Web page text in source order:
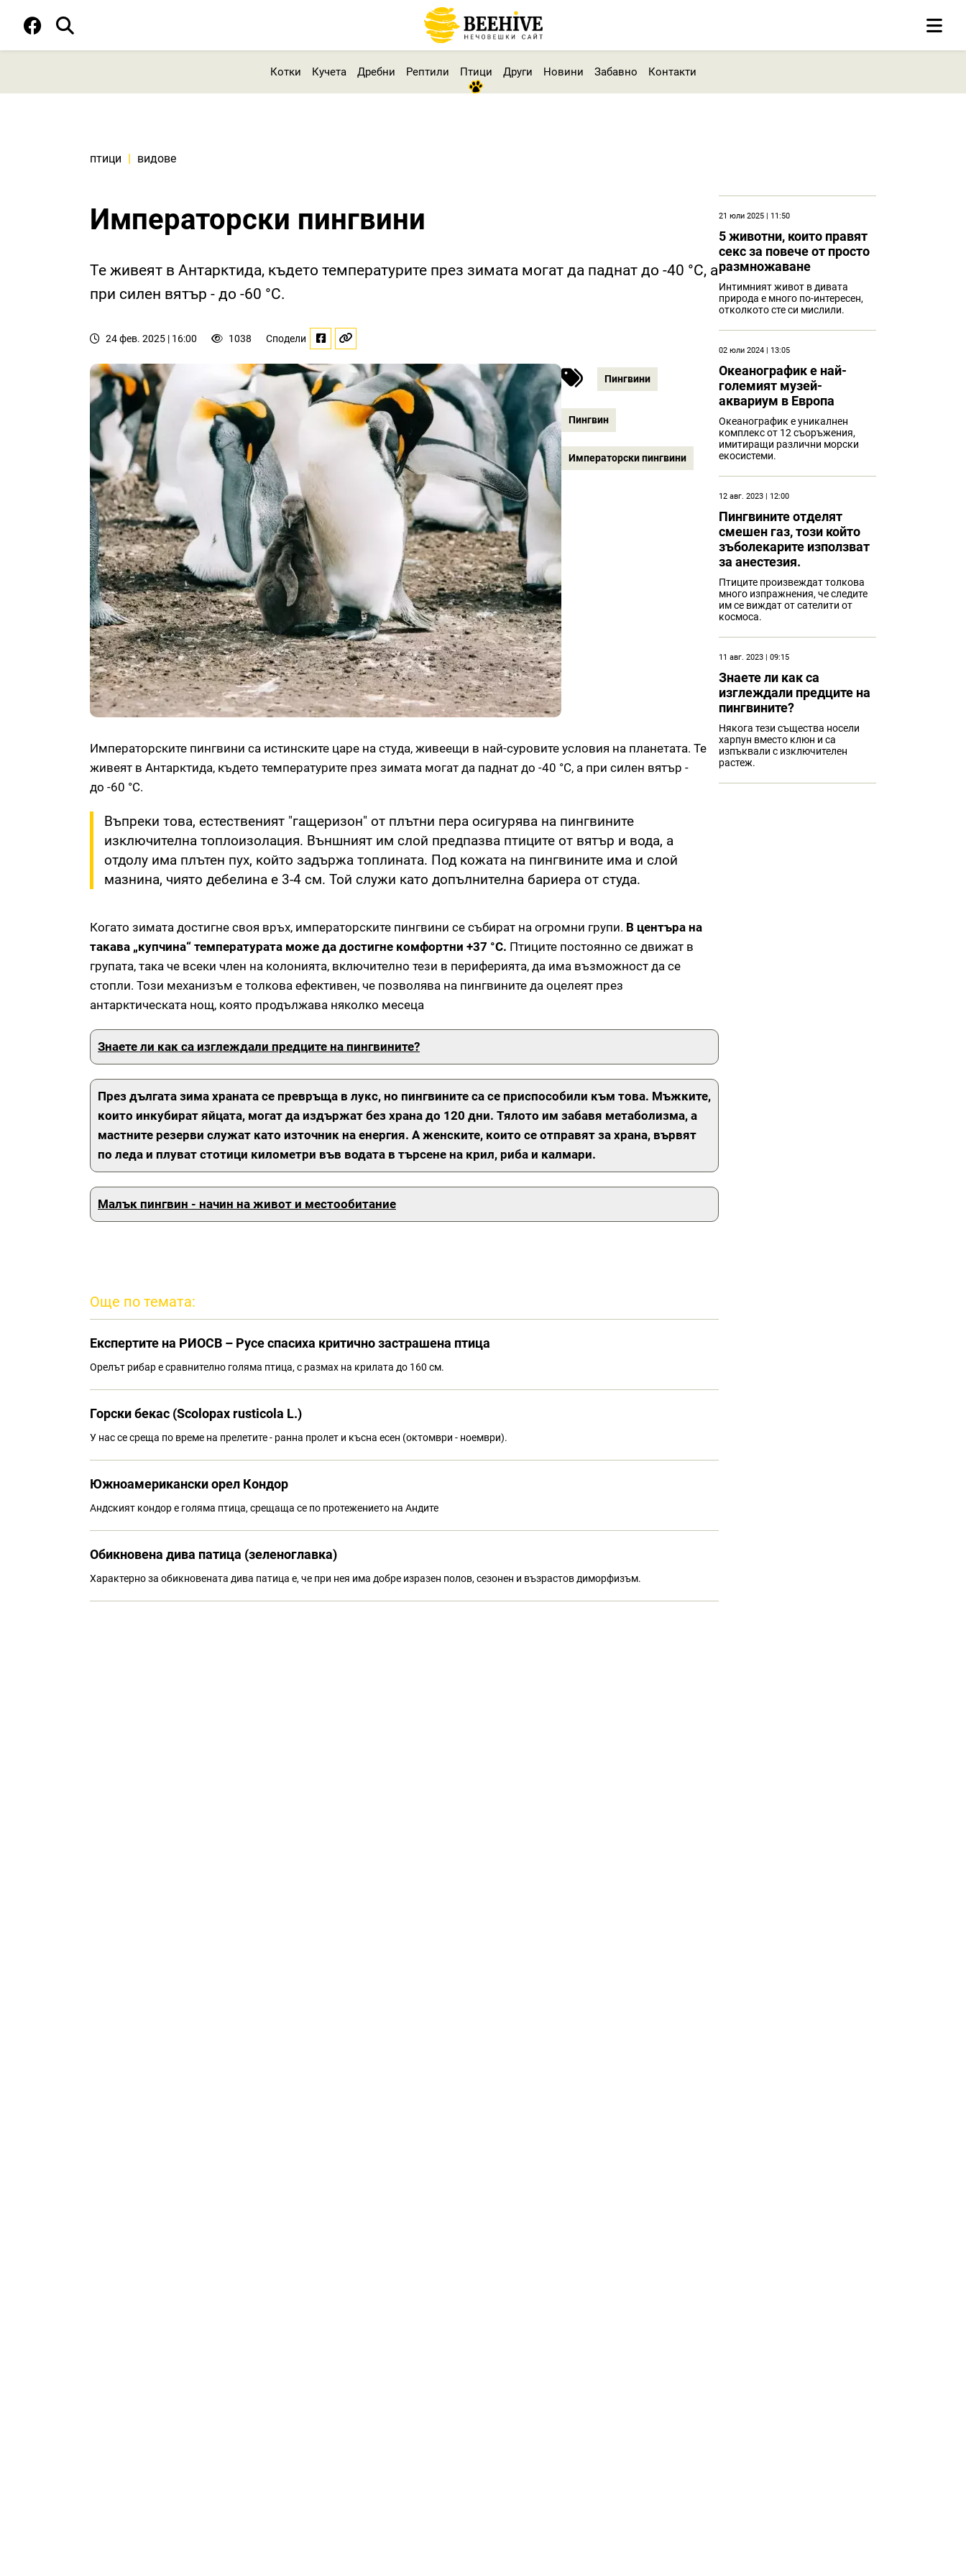
Котки Кучета Дребни Рептили Птици Други Новини Забавно Контакти
птици | видове
Императорски пингвини
Те живеят в Антарктида, където температурите през зимата могат да паднат до -40 °C, а
при силен вятър - до -60 °C.
24 фев. 2025 | 16:00 1038 Сподели
Пингвини
Пингвин
Императорски пингвини
Императорските пингвини са истинските царе на студа, живеещи в най-суровите условия на планетата. Те
живеят в Антарктида, където температурите през зимата могат да паднат до -40 °C, а при силен вятър -
до -60 °C.
Въпреки това, естественият "гащеризон" от плътни пера осигурява на пингвините
изключителна топлоизолация. Външният им слой предпазва птиците от вятър и вода, а
отдолу има плътен пух, който задържа топлината. Под кожата на пингвините има и слой
мазнина, чиято дебелина е 3-4 см. Той служи като допълнителна бариера от студа.
Когато зимата достигне своя връх, императорските пингвини се събират на огромни групи. В центъра на
такава „купчина“ температурата може да достигне комфортни +37 °C. Птиците постоянно се движат в
групата, така че всеки член на колонията, включително тези в периферията, да има възможност да се
стопли. Този механизъм е толкова ефективен, че позволява на пингвините да оцелеят през
антарктическата нощ, която продължава няколко месеца
Знаете ли как са изглеждали предците на пингвините?
През дългата зима храната се превръща в лукс, но пингвините са се приспособили към това. Мъжките,
които инкубират яйцата, могат да издържат без храна до 120 дни. Тялото им забавя метаболизма, а
мастните резерви служат като източник на енергия. А женските, които се отправят за храна, вървят
по леда и плуват стотици километри във водата в търсене на крил, риба и калмари.
Малък пингвин - начин на живот и местообитание
Още по темата:
Eкспертите на РИОСВ – Русе спасиха критично застрашена птица
Орелът рибар е сравнително голяма птица, с размах на крилата до 160 см.
Горски бекас (Scolopax rusticola L.)
У нас се среща по време на прелетите - ранна пролет и късна есен (октомври - ноември).
Южноамерикански орел Кондор
Андският кондор е голяма птица, срещаща се по протежението на Андите
Обикновена дива патица (зеленоглавка)
Характерно за обикновената дива патица е, че при нея има добре изразен полов, сезонен и възрастов диморфизъм.
21 юли 2025 | 11:50
5 животни, които правят
секс за повече от просто
размножаване
Интимният живот в дивата
природа е много по-интересен,
отколкото сте си мислили.
02 юли 2024 | 13:05
Океанографик е най-
големият музей-
аквариум в Европа
Океанографик е уникалнен
комплекс от 12 съоръжения,
имитиращи различни морски
екосистеми.
12 авг. 2023 | 12:00
Пингвините отделят
смешен газ, този който
зъболекарите използват
за анестезия.
Птиците произвеждат толкова
много изпражнения, че следите
им се виждат от сателити от
космоса.
11 авг. 2023 | 09:15
Знаете ли как са
изглеждали предците на
пингвините?
Някога тези същества носели
харпун вместо клюн и са
изпъквали с изключителен
растеж.